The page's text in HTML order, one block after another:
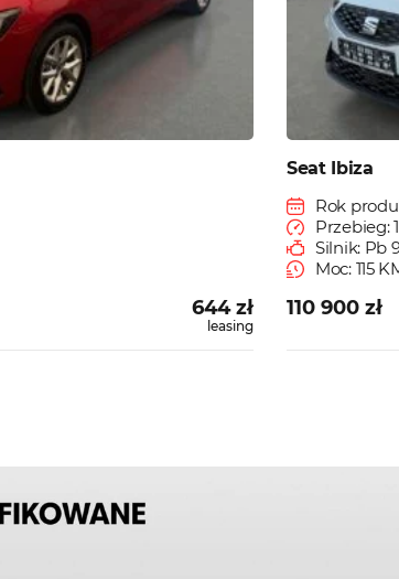
644 zł
leasing
Seat Ibiza
Rok
Przebieg:
Silnik: Pb
Moc: 115
110 900 zł